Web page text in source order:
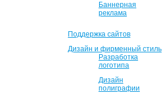
Баннерная
реклама
Поддержка сайтов
Дизайн и фирменный стиль
Разработка
логотипа
Дизайн
полиграфии